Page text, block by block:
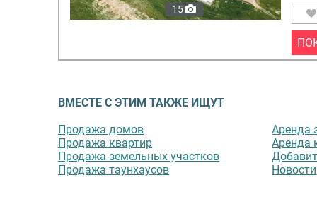
15
ВМЕСТЕ С ЭТИМ ТАКЖЕ ИЩУТ
Продажа домов
Продажа квартир
Продажа земельных участков
Продажа таунхаусов
Аренда
Аренда
Новости